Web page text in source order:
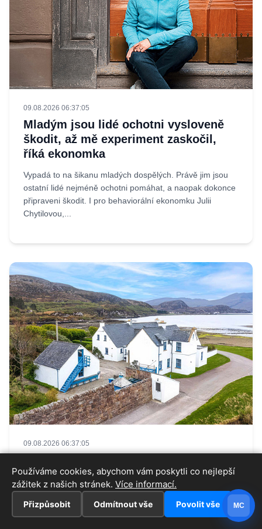
09.08.2026 06:37:05
Mladým jsou lidé ochotni vysloveně
škodit, až mě experiment zaskočil,
říká ekonomka
Vypadá to na šikanu mladých dospělých. Právě jim jsou
ostatní lidé nejméně ochotni pomáhat, a naopak dokonce
připraveni škodit. I pro behaviorální ekonomku Julii
Chytilovou,...
09.08.2026 06:37:05
koutě Skotska je k mání pohádkové
sídlo
Luxusní bydlení bez sousedů je k mání na severozápadě
Skotské vysočiny. Opulentní panství Runie & Keanchulish
Používáme cookies, abychom vám poskytli co nejlepší
zážitek z našich stránek. Více informací.
Přizpůsobit Odmítnout vše Povolit vše MC